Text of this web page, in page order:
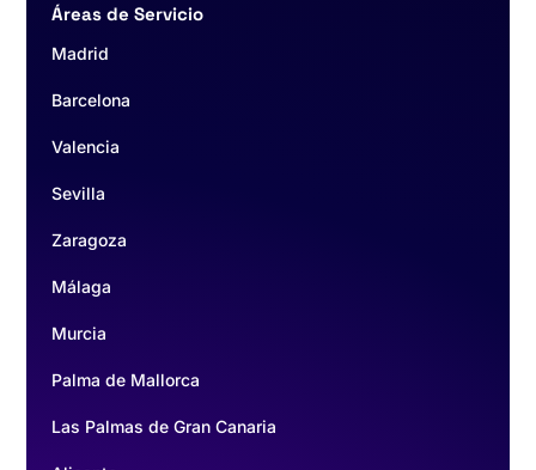
Áreas de Servicio
Madrid
Barcelona
Valencia
Sevilla
Zaragoza
Málaga
Murcia
Palma de Mallorca
Las Palmas de Gran Canaria